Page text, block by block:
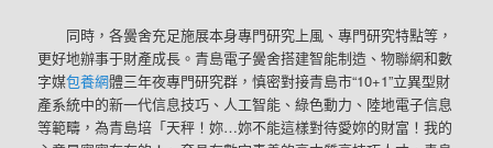
同時，各黌舍充足施展本身專門研究上風、專門研究特點等，
更好地辦事于財產成長。青島電子黌舍搭建智能制造、物聯網和數
字媒包養網體三年夜專門研究群，慎密對接青島市“10+1”立異型財
產系統中的新一代信息技巧、人工智能、綠色動力、陸地電子信息
等範疇，為青島培「天秤！妳…妳不能這樣對待愛妳的財富！我的